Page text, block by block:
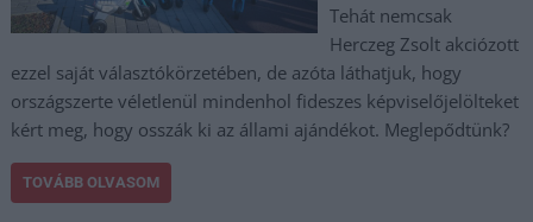
Tehát nemcsak
Herczeg Zsolt akciózott
ezzel saját választókörzetében, de azóta láthatjuk, hogy
országszerte véletlenül mindenhol fideszes képviselőjelölteket
kért meg, hogy osszák ki az állami ajándékot. Meglepődtünk?
TOVÁBB OLVASOM